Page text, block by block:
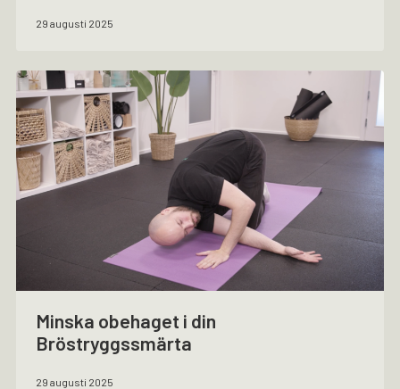
29 augusti 2025
Minska obehaget i din
Bröstryggssmärta
29 augusti 2025